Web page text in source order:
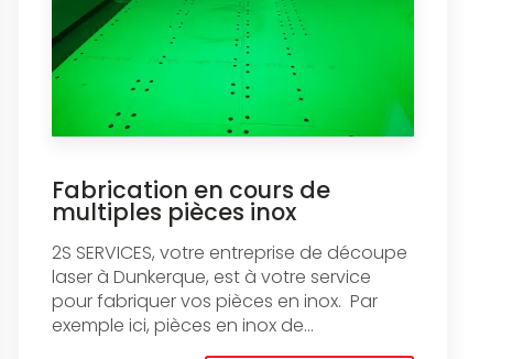
Fabrication en cours de
multiples pièces inox
2S SERVICES, votre entreprise de découpe
laser à Dunkerque, est à votre service
pour fabriquer vos pièces en inox. Par
exemple ici, pièces en inox de...